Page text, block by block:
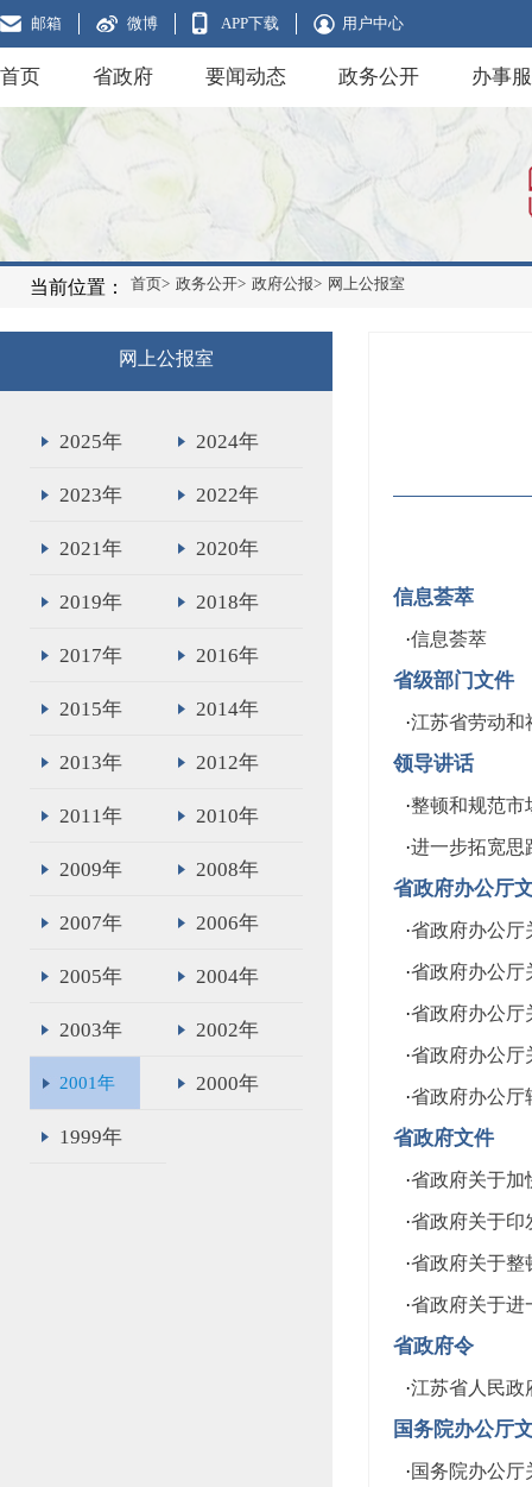
邮箱 微博 APP下载 用户中心
首页 省政府 要闻动态 政务公开 办事
当前位置： 首页> 政务公开> 政府公报> 网上公报室
网上公报室
2025年 2024年
2023年 2022年
2021年 2020年
2019年 2018年
2017年 2016年
2015年 2014年
2013年 2012年
2011年 2010年
2009年 2008年
2007年 2006年
2005年 2004年
2003年 2002年
2001年 2000年
1999年
信息荟萃
·信息荟萃
省级部门文件
·江苏省劳动和
领导讲话
·整顿和规范市
·进一步拓宽思
省政府办公厅
·省政府办公厅
·省政府办公厅
·省政府办公厅
·省政府办公厅
·省政府办公厅
省政府文件
·省政府关于加
·省政府关于印
·省政府关于整
·省政府关于进
省政府令
·江苏省人民政
国务院办公厅
·国务院办公